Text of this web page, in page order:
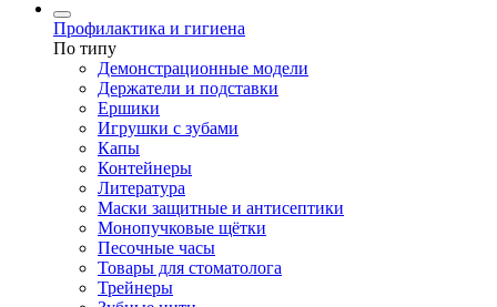
Профилактика и гигиена
По типу
Демонстрационные модели
Держатели и подставки
Ершики
Игрушки с зубами
Капы
Контейнеры
Литература
Маски защитные и антисептики
Монопучковые щётки
Песочные часы
Товары для стоматолога
Трейнеры